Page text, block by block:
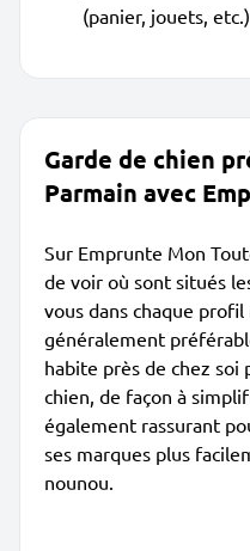
(panier, jouets, etc.)
Garde de chien
Parmain avec
Sur Emprunte Mon
de voir où sont situés
vous dans chaque
généralement
habite près de chez
chien, de façon à
également rassurant
ses marques plus
nounou.